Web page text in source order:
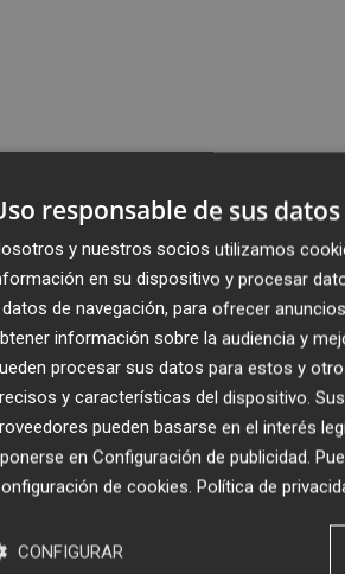
responsable de sus datos
y nuestros socios utilizamos
en su dispositivo y procesar
de navegación, para ofrecer
información sobre la audiencia y
procesar sus datos para estos y
y características del dispositivo.
pueden basarse en el interés
en Configuración de publicidad.
de cookies. Política de
CONFIGURAR